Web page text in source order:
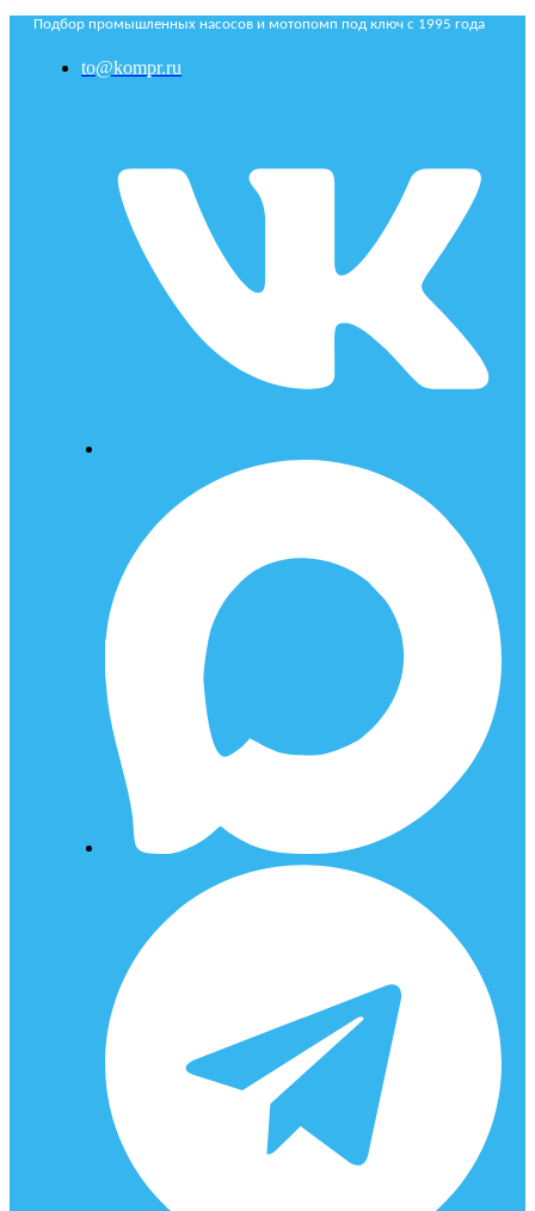
Подбор промышленных насосов и мотопомп под ключ с 1995 года
to@kompr.ru